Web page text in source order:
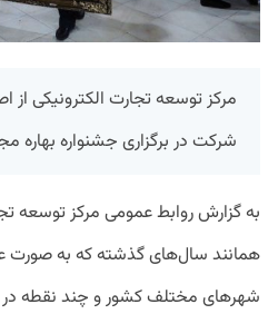
مرکز توسعه تجارت الکترونیکی
شرکت در برگزاری جشنواره بهاره
به گزارش روابط عمومی مرکز توسعه
همانند سال‌های گذشته که به صورت
شهرهای مختلف کشور و چند نقطه در